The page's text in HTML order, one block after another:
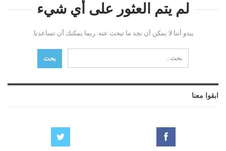
لم يتم العثور على أي شيء
يبدو أننا لا يمكن أن نجد ما تبحث عنه. ربما يمكنك أن تساعدنا.
ابقوا معنا